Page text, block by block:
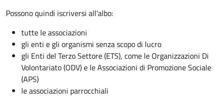
Possono quindi iscriversi all'albo:
tutte le associazioni
gli enti e gli organismi senza scopo di lucro
gli Enti del Terzo Settore (ETS), come le Organizzazioni Di
Volontariato (ODV) e le Associazioni di Promozione Sociale
(APS)
le associazioni parrocchiali